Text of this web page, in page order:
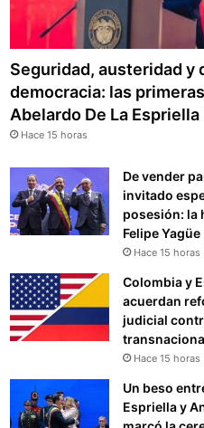
Seguridad, austeridad y
democracia: las
Abelardo De La Espriella
Hace 15 horas
De vender
invitado
posesión: la
Felipe Yagüe
Hace 15 horas
Colombia y
acuerdan
judicial
Hace 15 horas
Un beso
Espriella y